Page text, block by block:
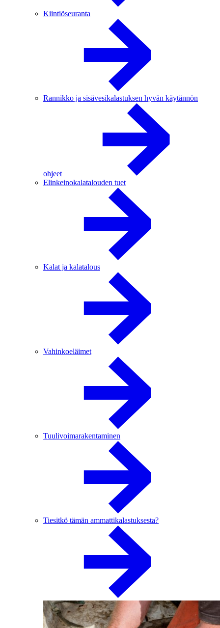
Kiintiöseuranta
Rannikko ja sisävesikalastuksen hyvän käytännön
ohjeet
Elinkeinokalatalouden tuet
Kalat ja kalatalous
Vahinkoeläimet
Tuulivoimarakentaminen
Tiesitkö tämän ammattikalastuksesta?